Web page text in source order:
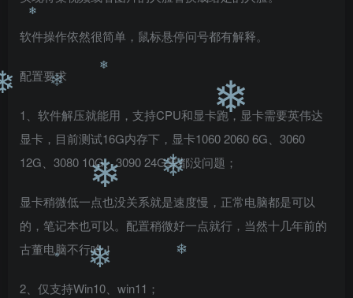
软件操作依然很简单，鼠标悬停问号都有解释。
配置要求
1、软件解压就能用，支持CPU和显卡跑，显卡需要英伟达
显卡，目前测试16G内存下，显卡1060 2060 6G、3060
12G、3080 10G、3090 24G等都没问题；
显卡稍微低一点也没关系就是速度慢，正常电脑都是可以
的，笔记本也可以。配置稍微好一点就行，当然十几年前的
古董电脑不行哈！
2、仅支持Win10、win11；
❄
❄
❄
❄
❄